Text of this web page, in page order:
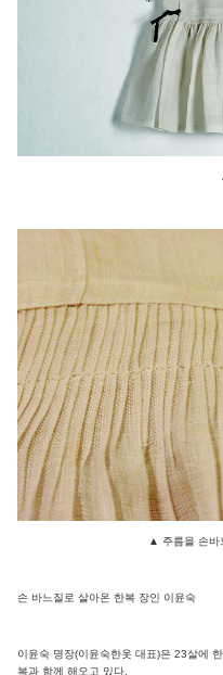
▲ 주름을 손바
손 바느질로 살아온 한복 장인 이윤숙
이윤숙 명장(이윤숙한옷 대표)은 23살에
복과 함께 해오고 있다.